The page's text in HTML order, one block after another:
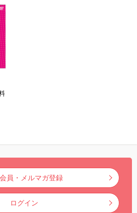
員・メルマガ登録
ログイン